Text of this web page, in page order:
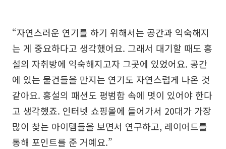
“자연스러운 연기를 하기 위해서는 공간과 익숙해지
는 게 중요하다고 생각했어요. 그래서 대기할 때도 홍
설의 자취방에 익숙해지고자 그곳에 있었어요. 공간
에 있는 물건들을 만지는 연기도 자연스럽게 나온 것
같아요. 홍설의 패션도 평범함 속에 멋이 있어야 한다
고 생각했죠. 인터넷 쇼핑몰에 들어가서 20대가 가장
많이 찾는 아이템들을 보면서 연구하고, 레이어드를
통해 포인트를 준 거예요.”